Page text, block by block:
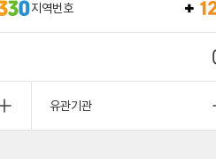
지역번호
유관기관